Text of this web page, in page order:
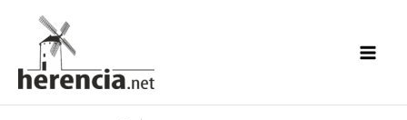
contenido